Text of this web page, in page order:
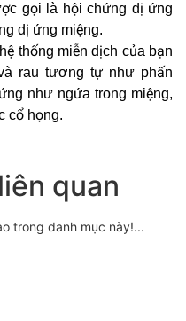
gọi là hội chứng dị ứng
dị ứng miệng.
thống miễn dịch của bạn
rau tương tự như phấn
như ngứa trong miệng,
cổ họng.
quan
trong danh mục này!...